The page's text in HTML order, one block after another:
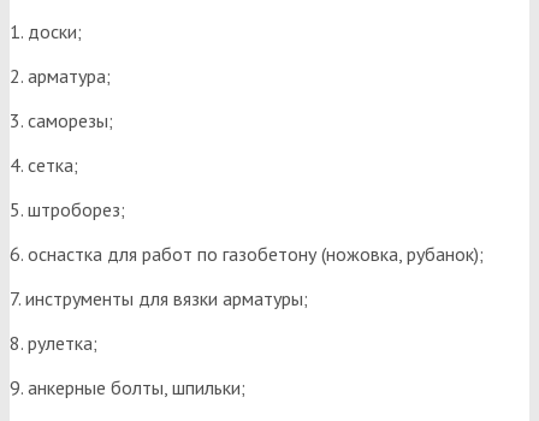
1. доски;
2. арматура;
3. саморезы;
4. сетка;
5. штроборез;
6. оснастка для работ по газобетону (ножовка, рубанок);
7. инструменты для вязки арматуры;
8. рулетка;
9. анкерные болты, шпильки;